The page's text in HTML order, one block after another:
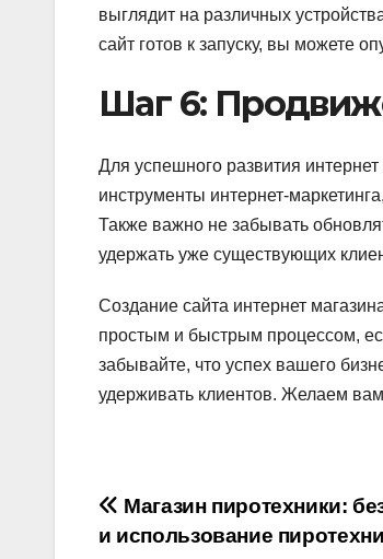
выглядит на различных
сайт готов к запуску, вы можете
Шаг 6:
Для успешного развития
инструменты интернет-
Также важно не забывать
удержать уже существующих
Создание сайта интернет
простым и быстрым процессом,
забывайте, что успех вашего
удерживать клиентов. Желаем
Навигация
Магазин пиротехники:
и использование